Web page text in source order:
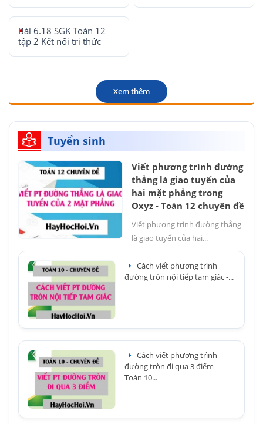
Bài 6.18 SGK Toán 12
tập 2 Kết nối tri thức
Xem thêm
Tuyển sinh
Viết phương trình đường
thẳng là giao tuyến của
hai mặt phẳng trong
Oxyz - Toán 12 chuyên đề
Viết phương trình đường thẳng
là giao tuyến của hai...
Cách viết phương trình
đường tròn nội tiếp tam giác -...
Cách viết phương trình
đường tròn đi qua 3 điểm -
Toán 10...